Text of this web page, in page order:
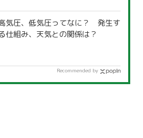
気圧、低気圧ってなに？ 発生す
仕組み、天気との関係は？
Recommended by